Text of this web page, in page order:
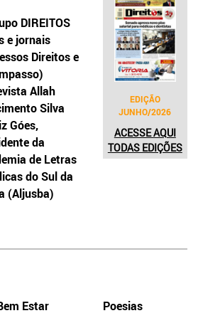
DIREITOS
e jornais
Direitos e
Allah
Silva
Góes,
da
de Letras
do Sul da
(Aljusba)
EDIÇÃO
JUNHO/2026
ACESSE AQUI
TODAS EDIÇÕES
Estar Poesias